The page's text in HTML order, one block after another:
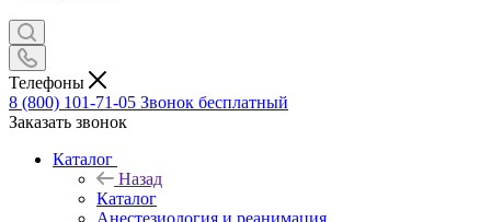
Телефоны
8 (800) 101-71-05 Звонок бесплатный
Заказать звонок
Каталог
Назад
Каталог
Анестезиология и реанимация